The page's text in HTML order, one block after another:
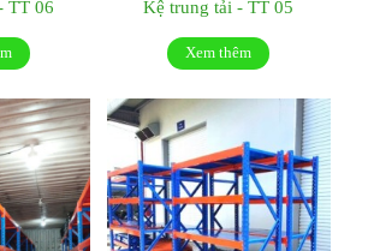
TT 06 Kệ trung tải - TT 05
Xem thêm